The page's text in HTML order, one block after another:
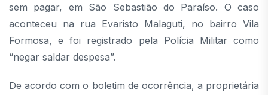
sem pagar, em São Sebastião do Paraíso. O caso
aconteceu na rua Evaristo Malaguti, no bairro Vila
Formosa, e foi registrado pela Polícia Militar como
“negar saldar despesa”.
De acordo com o boletim de ocorrência, a proprietária